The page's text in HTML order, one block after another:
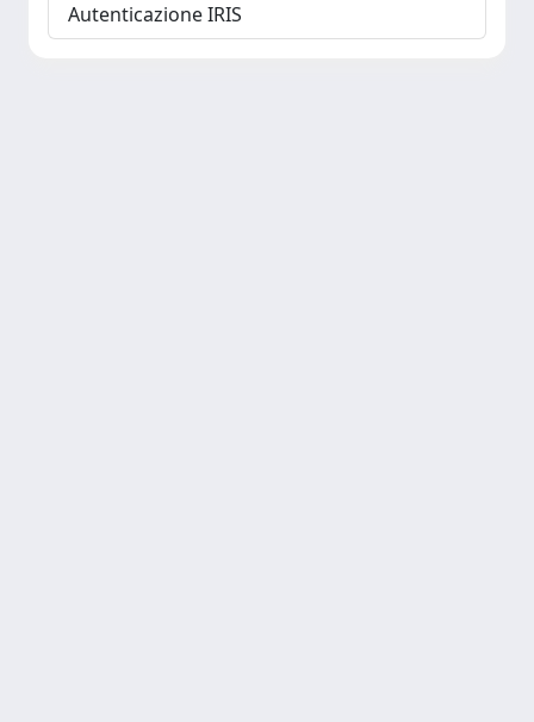
Autenticazione IRIS